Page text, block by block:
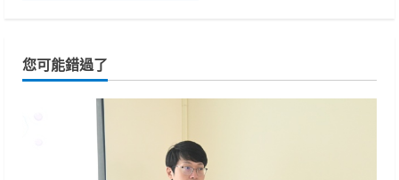
您可能錯過了